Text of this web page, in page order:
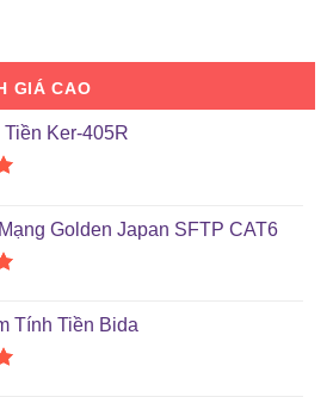
GIÁ CAO
Ker-405R
Golden Japan SFTP CAT6
Tính Tiền Bida